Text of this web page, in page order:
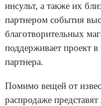
инсульт, а также их
партнером события
благотворительных
поддерживает проект в
партнера.
Помимо вещей от
распродаже